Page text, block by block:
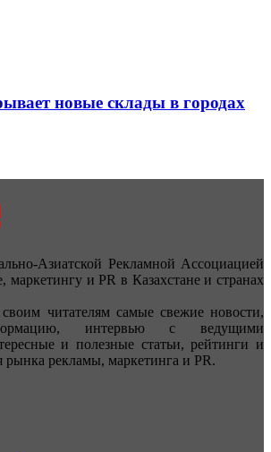
новые склады в городах
Азиатской Рекламной Ассоциацией
маркетингу и PR в Казахстане и странах
читателям самые свежие новости,
интервью с ведущими
и полезные статьи, рейтинги и
рынка рекламы, маркетинга и PR.